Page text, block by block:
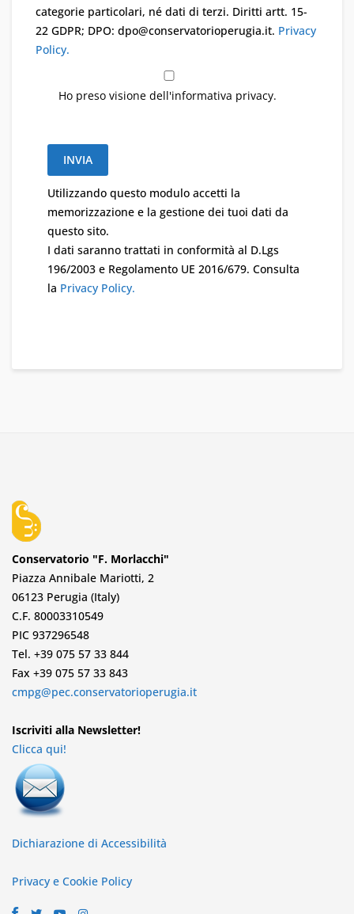
categorie particolari, né dati di terzi. Diritti artt. 15-
22 GDPR; DPO: dpo@conservatorioperugia.it. Privacy
Policy.
Ho preso visione dell'informativa privacy.
Utilizzando questo modulo accetti la
memorizzazione e la gestione dei tuoi dati da
questo sito.
I dati saranno trattati in conformità al D.Lgs
196/2003 e Regolamento UE 2016/679. Consulta
la Privacy Policy.
Conservatorio "F. Morlacchi"
Piazza Annibale Mariotti, 2
06123 Perugia (Italy)
C.F. 80003310549
PIC 937296548
Tel. +39 075 57 33 844
Fax +39 075 57 33 843
cmpg@pec.conservatorioperugia.it
Iscriviti alla Newsletter!
Clicca qui!
Dichiarazione di Accessibilità
Privacy e Cookie Policy